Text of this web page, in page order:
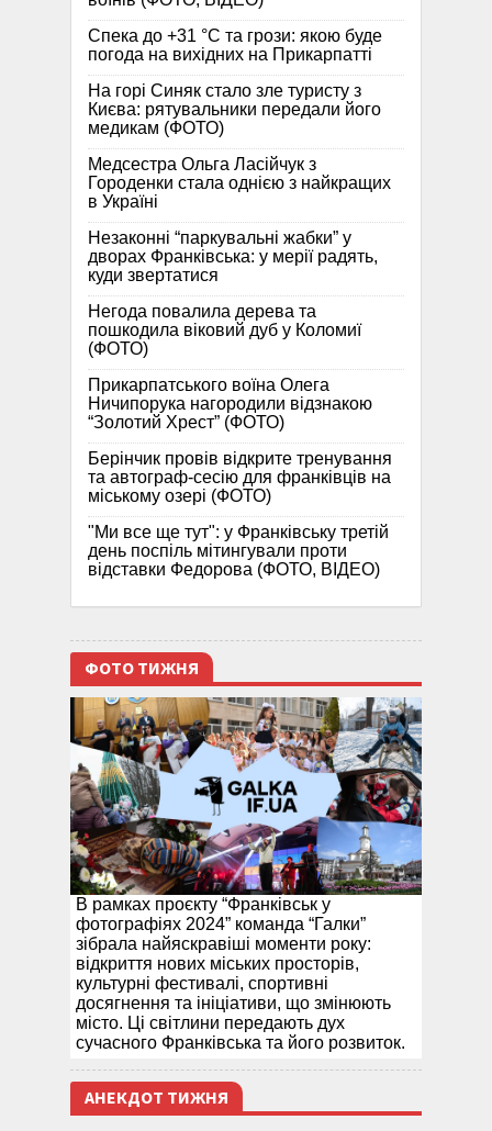
Спека до +31 °C та грози: якою буде
погода на вихідних на Прикарпатті
На горі Синяк стало зле туристу з
Києва: рятувальники передали його
медикам (ФОТО)
Медсестра Ольга Ласійчук з
Городенки стала однією з найкращих
в Україні
Незаконні “паркувальні жабки” у
дворах Франківська: у мерії радять,
куди звертатися
Негода повалила дерева та
пошкодила віковий дуб у Коломиї
(ФОТО)
Прикарпатського воїна Олега
Ничипорука нагородили відзнакою
“Золотий Хрест” (ФОТО)
Берінчик провів відкрите тренування
та автограф-сесію для франківців на
міському озері (ФОТО)
"Ми все ще тут": у Франківську третій
день поспіль мітингували проти
відставки Федорова (ФОТО, ВІДЕО)
ФОТО ТИЖНЯ
В рамках проєкту “Франківськ у
фотографіях 2024” команда “Галки”
зібрала найяскравіші моменти року:
відкриття нових міських просторів,
культурні фестивалі, спортивні
досягнення та ініціативи, що змінюють
місто. Ці світлини передають дух
сучасного Франківська та його розвиток.
АНЕКДОТ ТИЖНЯ